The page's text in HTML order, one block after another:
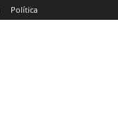
Política